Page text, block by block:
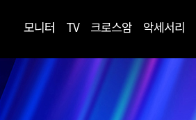
모니터 TV 크로스암 악세서리